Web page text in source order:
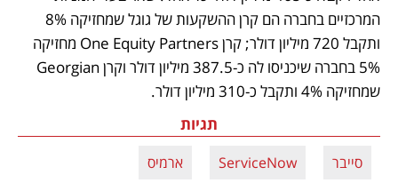
שמחזיקה 4% ותקבל כ-310 מיליון דולר.
תגיות
סייבר ServiceNow ארמיס